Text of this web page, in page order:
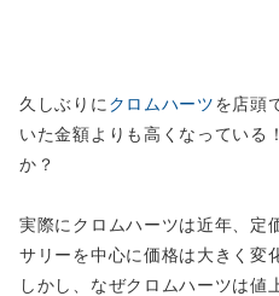
久しぶりに クロムハーツを店頭
いた金額よりも高くなっている
か？
実際にクロムハーツは近年、定
サリーを中心に価格は大きく変
しかし、なぜクロムハーツは値